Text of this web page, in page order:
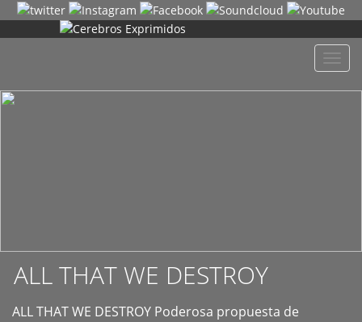
ALL THAT WE DESTROY
ALL THAT WE DESTROY Poderosa propuesta de